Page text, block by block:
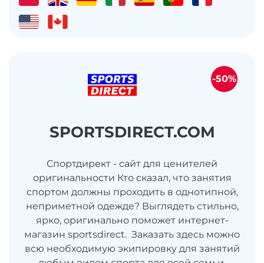
SPORTSDIRECT.COM
Спортдирект - сайт для ценителей
оригинальности Кто сказал, что занятия
спортом должны проходить в однотипной,
неприметной одежде? Выглядеть стильно,
ярко, оригинально поможет интернет-
магазин sportsdirect. Заказать здесь можно
всю необходимую экипировку для занятий
-50%